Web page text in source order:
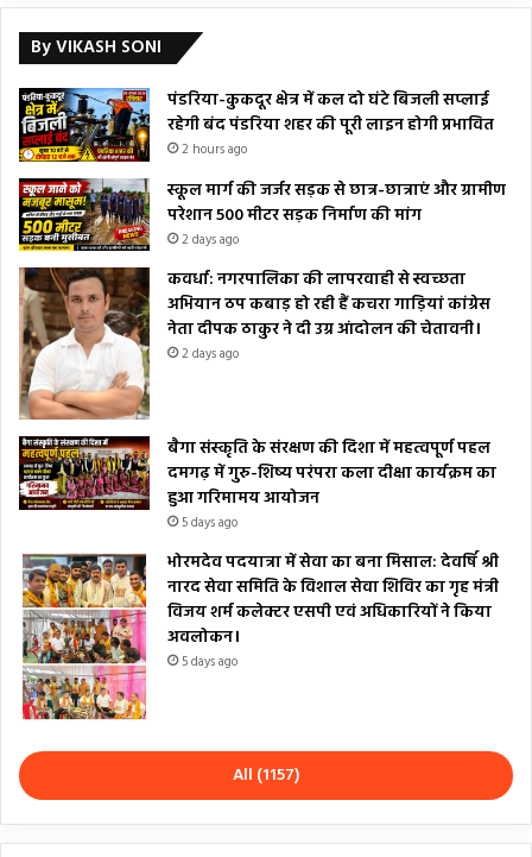
By VIKASH SONI
पंडरिया-कुकदूर क्षेत्र में कल दो घंटे बिजली सप्लाई
रहेगी बंद पंडरिया शहर की पूरी लाइन होगी प्रभावित
2 hours ago
स्कूल मार्ग की जर्जर सड़क से छात्र-छात्राएं और ग्रामीण
परेशान 500 मीटर सड़क निर्माण की मांग
2 days ago
कवर्धा: नगरपालिका की लापरवाही से स्वच्छता
अभियान ठप कबाड़ हो रही हैं कचरा गाड़ियां कांग्रेस
नेता दीपक ठाकुर ने दी उग्र आंदोलन की चेतावनी।
2 days ago
बैगा संस्कृति के संरक्षण की दिशा में महत्वपूर्ण पहल
दमगढ़ में गुरु-शिष्य परंपरा कला दीक्षा कार्यक्रम का
हुआ गरिमामय आयोजन
5 days ago
भोरमदेव पदयात्रा में सेवा का बना मिसाल: देवर्षि श्री
नारद सेवा समिति के विशाल सेवा शिविर का गृह मंत्री
विजय शर्म कलेक्टर एसपी एवं अधिकारियों ने किया
अवलोकन।
5 days ago
All (1157)